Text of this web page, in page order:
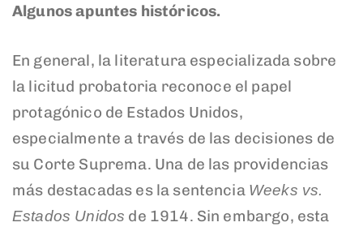
Algunos apuntes históricos.
En general, la literatura especializada sobre
la licitud probatoria reconoce el papel
protagónico de Estados Unidos,
especialmente a través de las decisiones de
su Corte Suprema. Una de las providencias
más destacadas es la sentencia Weeks vs.
Estados Unidos de 1914. Sin embargo, esta